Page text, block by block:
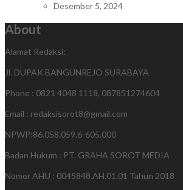
Desember 5, 2024
About
Alamat Redaksi:
Jl. DUPAK BANGUNREJO SURABAYA
Phone : 0821 4048 1118, 087851274604
Email : redaksisorot8@gmail.com
NPWP:86.058.059.6-605.000
Badan Hukum : PT. GRAHA SOROT MEDIA
Nomor AHU : 0045848.AH.01.01 Tahun 2018